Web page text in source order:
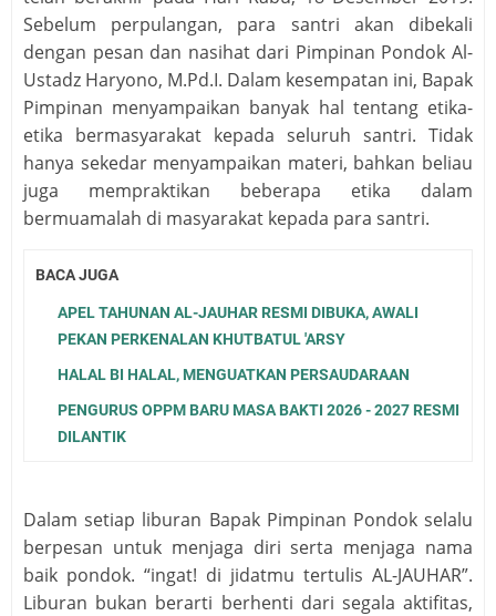
Sebelum perpulangan, para santri akan dibekali
dengan pesan dan nasihat dari Pimpinan Pondok Al-
Ustadz Haryono, M.Pd.I. Dalam kesempatan ini, Bapak
Pimpinan menyampaikan banyak hal tentang etika-
etika bermasyarakat kepada seluruh santri. Tidak
hanya sekedar menyampaikan materi, bahkan beliau
juga mempraktikan beberapa etika dalam
bermuamalah di masyarakat kepada para santri.
BACA JUGA
APEL TAHUNAN AL-JAUHAR RESMI DIBUKA, AWALI
PEKAN PERKENALAN KHUTBATUL 'ARSY
HALAL BI HALAL, MENGUATKAN PERSAUDARAAN
PENGURUS OPPM BARU MASA BAKTI 2026 - 2027 RESMI
DILANTIK
Dalam setiap liburan Bapak Pimpinan Pondok selalu
berpesan untuk menjaga diri serta menjaga nama
baik pondok. “ingat! di jidatmu tertulis AL-JAUHAR”.
Liburan bukan berarti berhenti dari segala aktifitas,